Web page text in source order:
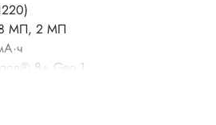
МП, 2 МП
8+ Gen 1
+ eSIM или nano-SIM + nano SIM)